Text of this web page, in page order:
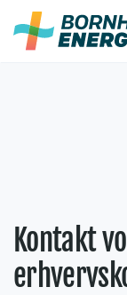
Fortsæt
indhold
Kontakt